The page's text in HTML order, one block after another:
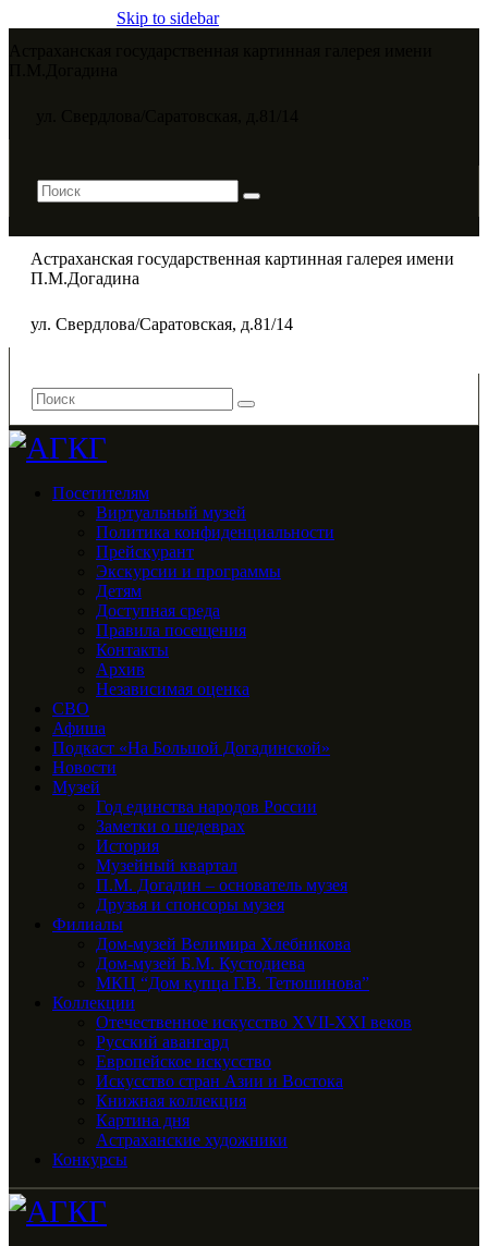
Skip to sidebar
Астраханская государственная картинная галерея имени
П.М.Догадина​
ул. Свердлова/Саратовская, д.81/14
Посетителям
Виртуальный музей
Политика конфиденциальности
Прейскурант
Экскурсии и программы
Детям
Доступная среда
Правила посещения
Контакты
Архив
Независимая оценка
СВО
Афиша
Подкаст «На Большой Догадинской»
Новости
Музей
Год единства народов России
Заметки о шедеврах
История
Музейный квартал
П.М. Догадин – основатель музея
Друзья и спонсоры музея
Филиалы
Дом-музей Велимира Хлебникова
Дом-музей Б.М. Кустодиева
МКЦ “Дом купца Г.В. Тетюшинова”
Коллекции
Отечественное искусство XVII-XXI веков
Русский авангард
Европейское искусство
Искусство стран Азии и Востока
Книжная коллекция
Картина дня
Астраханские художники
Конкурсы